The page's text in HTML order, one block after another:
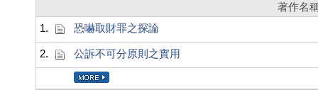
著作名
1.
恐嚇取財罪之探論
2. 公訴不可分原則之實用